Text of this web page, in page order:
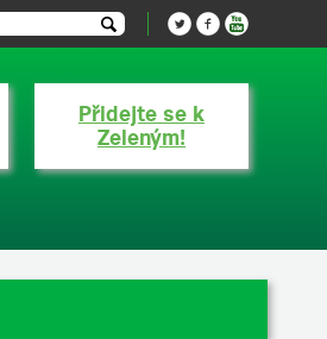
Přidejte se k
Zeleným!